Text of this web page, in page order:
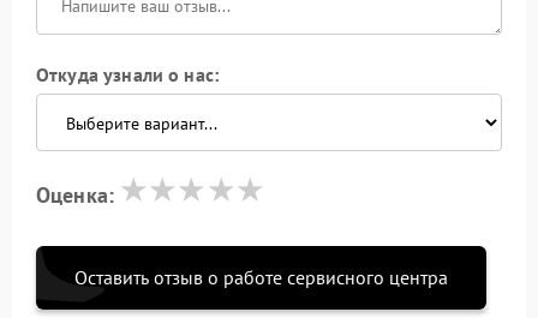
Откуда узнали о нас:
Оценка:
Оставить отзыв о работе сервисного центра